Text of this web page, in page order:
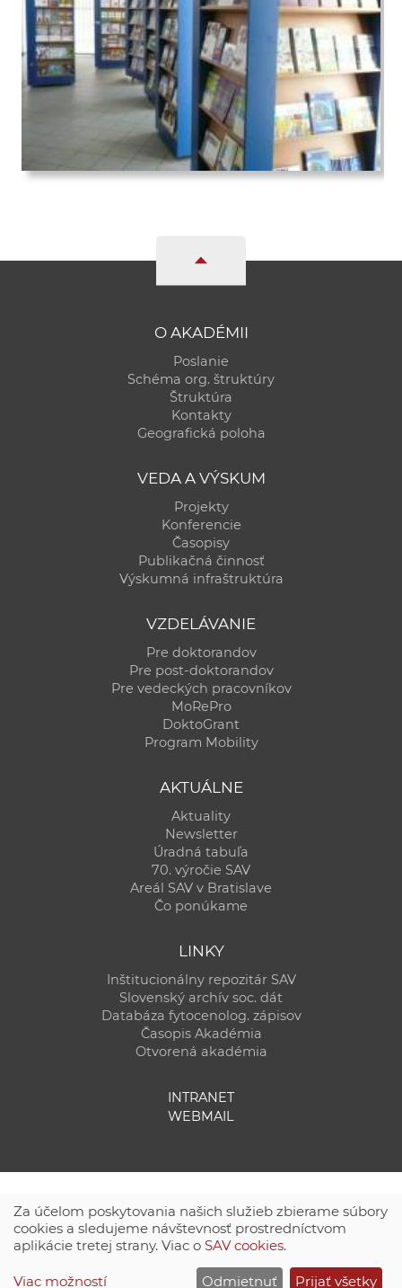
O AKADÉMII
Poslanie
Schéma org. štruktúry
Štruktúra
Kontakty
Geografická poloha
VEDA A VÝSKUM
Projekty
Konferencie
Časopisy
Publikačná činnosť
Výskumná infraštruktúra
VZDELÁVANIE
Pre doktorandov
Pre post-doktorandov
Pre vedeckých pracovníkov
MoRePro
DoktoGrant
Program Mobility
AKTUÁLNE
Aktuality
Newsletter
Úradná tabuľa
70. výročie SAV
Areál SAV v Bratislave
Čo ponúkame
LINKY
Inštitucionálny repozitár SAV
Slovenský archív soc. dát
Databáza fytocenolog. zápisov
Časopis Akadémia
Otvorená akadémia
INTRANET
WEBMAIL
CSČ SAV, v. v. i. - Výpočtové stredisko SAV
Za účelom poskytovania našich služieb zbierame súbory
cookies a sledujeme návštevnosť prostredníctvom
aplikácie tretej strany. Viac o SAV cookies.
Viac možností Odmietnuť Prijať všetky